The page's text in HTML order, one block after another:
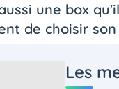
une box
de choisir son
Les